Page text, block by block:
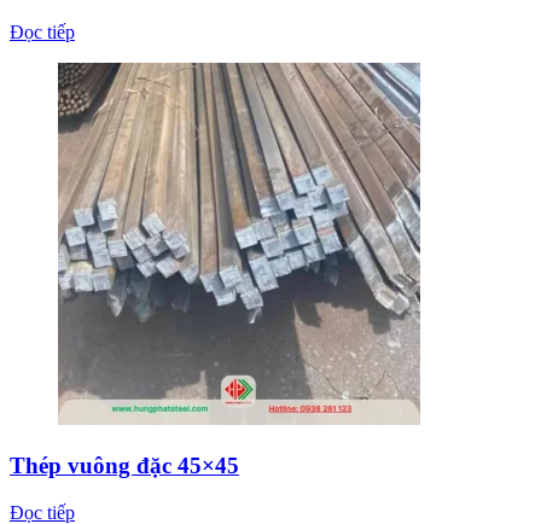
Đọc tiếp
Thép vuông đặc 45×45
Đọc tiếp